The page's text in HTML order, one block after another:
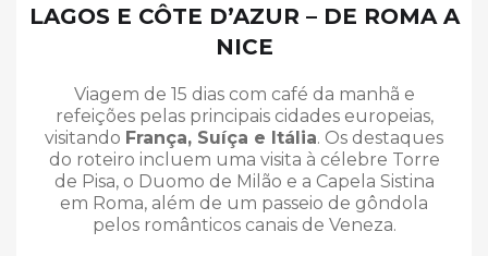
LAGOS E CÔTE D’AZUR – DE ROMA A
NICE
Viagem de 15 dias com café da manhã e
refeições pelas principais cidades europeias,
visitando França, Suíça e Itália. Os destaques
do roteiro incluem uma visita à célebre Torre
de Pisa, o Duomo de Milão e a Capela Sistina
em Roma, além de um passeio de gôndola
pelos românticos canais de Veneza.